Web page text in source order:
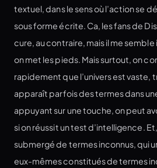
textuel, dans le sens où l’action se
sous forme écrite. Ca, les fans de
cure, au contraire, mais il me
on met les pieds. Mais surtout, on
rapidement que l’univers est vaste,
apparaît parfois des termes dans
appuyant sur une touche, on peut
si on réussit un test d’intelligence.
submergé de termes inconnus, qui
eux-mêmes constitués de termes